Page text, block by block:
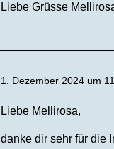
Liebe Grüsse
1. Dezember 2024 um
Liebe Mellirosa,
danke dir sehr für die